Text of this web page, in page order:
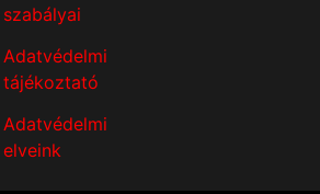
szabályai
Adatvédelmi
tájékoztató
Adatvédelmi
elveink